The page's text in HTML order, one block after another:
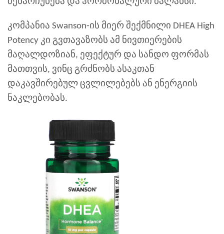
კომპანია Swanson-ის მიერ შექმნილი DHEA High
Potency კი გვთავაზობს ამ ნივთიერების
მაღალდოზიან, ეფექტურ და სანდო ფორმას
მათთვის, ვინც გრძნობს ასაკთან
დაკავშირებულ ცვლილებებს ან ენერგიის
ნაკლებობას.